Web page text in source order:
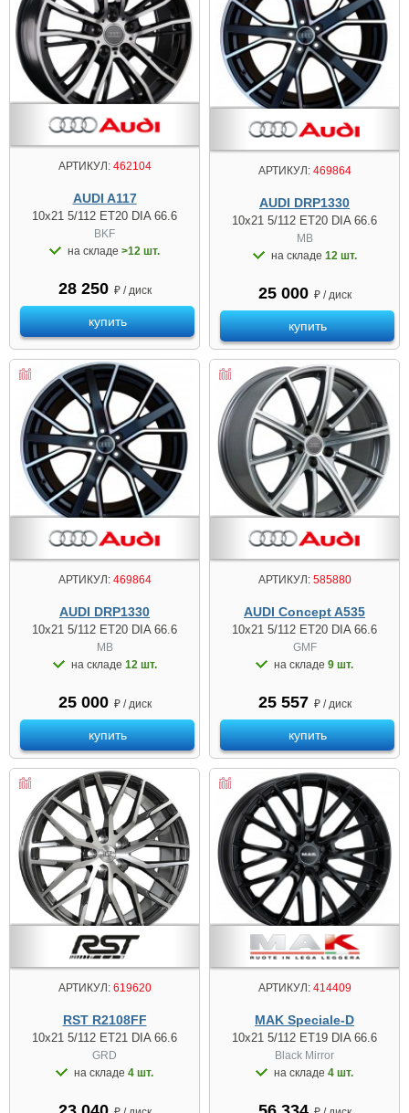
АРТИКУЛ:462104
AUDI A117
10x21 5/112 ET20 DIA 66.6
BKF
на складе >12 шт.
28 250 ₽ / диск
купить
АРТИКУЛ:469864
AUDI DRP1330
10x21 5/112 ET20 DIA 66.6
MB
на складе 12 шт.
25 000 ₽ / диск
купить
АРТИКУЛ:469864
AUDI DRP1330
10x21 5/112 ET20 DIA 66.6
MB
на складе 12 шт.
25 000 ₽ / диск
купить
АРТИКУЛ:585880
AUDI Concept A535
10x21 5/112 ET20 DIA 66.6
GMF
на складе 9 шт.
25 557 ₽ / диск
купить
АРТИКУЛ:619620
RST R2108FF
10x21 5/112 ET21 DIA 66.6
GRD
на складе 4 шт.
АРТИКУЛ:414409
MAK Speciale-D
10x21 5/112 ET19 DIA 66.6
Black Mirror
на складе 4 шт.